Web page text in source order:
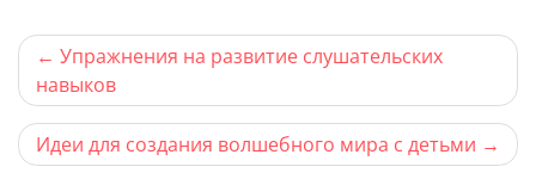
Навигация
по
записям
Упражнения на развитие слушательских
навыков
Идеи для создания волшебного мира с детьми